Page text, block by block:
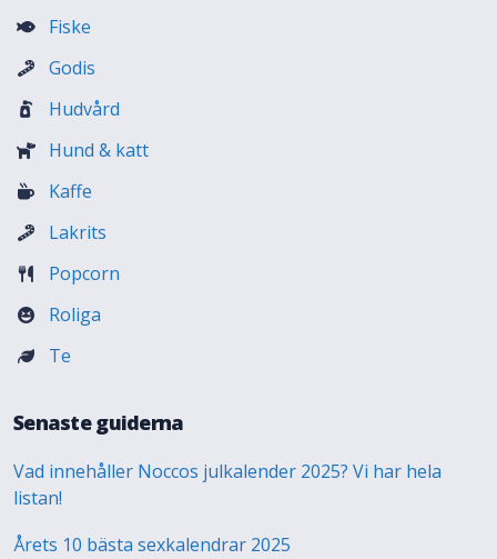
Fiske
Godis
Hudvård
Hund & katt
Kaffe
Lakrits
Popcorn
Roliga
Te
Senaste guiderna
Vad innehåller Noccos julkalender 2025? Vi har hela
listan!
Årets 10 bästa sexkalendrar 2025